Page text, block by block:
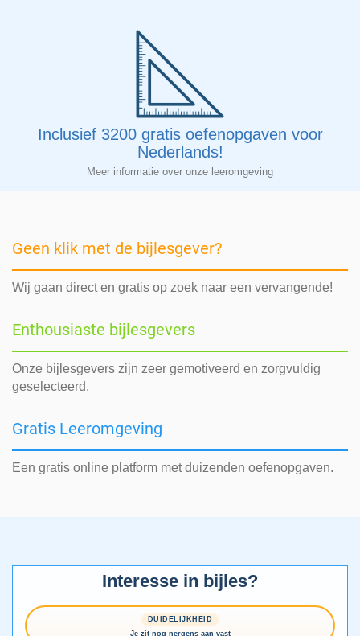
Inclusief 3200 gratis oefenopgaven voor
Nederlands!
Meer informatie over onze leeromgeving
Geen klik met de bijlesgever?
Wij gaan direct en gratis op zoek naar een vervangende!
Enthousiaste bijlesgevers
Onze bijlesgevers zijn zeer gemotiveerd en zorgvuldig
geselecteerd.
Gratis Leeromgeving
Een gratis online platform met duizenden oefenopgaven.
Interesse in bijles?
DUIDELIJKHEID
Je zit nog nergens aan vast